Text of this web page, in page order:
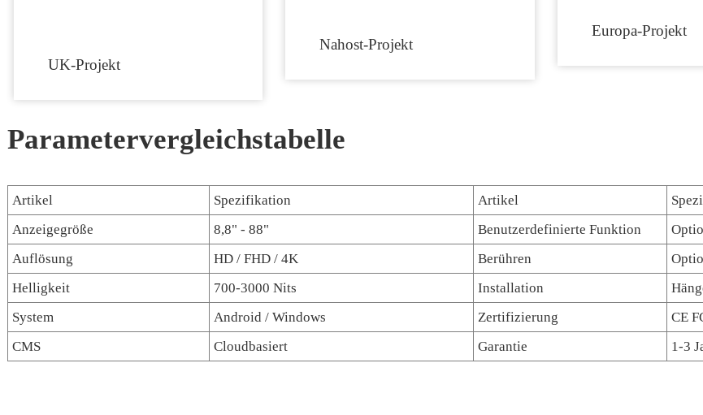
UK-Projekt
Nahost-Projekt
Europa-Projekt
Parametervergleichstabelle
Artikel Spezifikation Artikel
Anzeigegröße
8,8" - 88" Benutzerdefinierte Funktion
Auflösung
HD / FHD / 4K Berühren
Helligkeit
700-3000 Nits Installation
System
Android / Windows Zertifizierung
CE
CMS
Cloudbasiert Garantie 1-3